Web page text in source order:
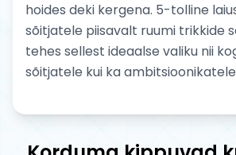
hoides deki kergena. 5-tolline
sõitjatele piisavalt ruumi trikkide
tehes sellest ideaalse valiku nii
sõitjatele kui ka